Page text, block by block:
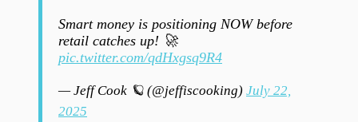
Smart money is positioning NOW before
retail catches up! 🚀
pic.twitter.com/qdHxgsq9R4
— Jeff Cook 🪐 (@jeffiscooking) July 22,
2025